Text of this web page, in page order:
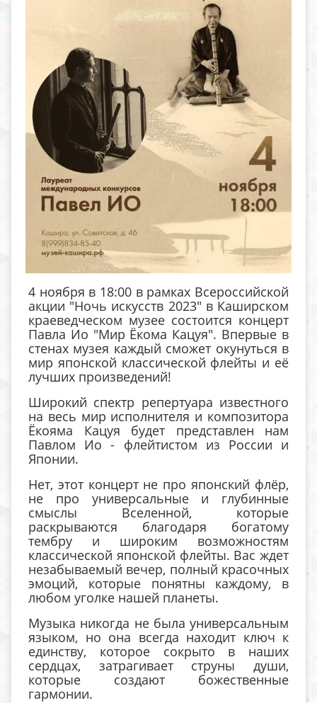
4 ноября в 18:00 в рамках Всероссийской
акции "Ночь искусств 2023" в Каширском
краеведческом музее состоится концерт
Павла Ио "Мир Ёкома Кацуя". Впервые в
стенах музея каждый сможет окунуться в
мир японской классической флейты и её
лучших произведений!
Широкий спектр репертуара известного
на весь мир исполнителя и композитора
Ёкояма Кацуя будет представлен нам
Павлом Ио - флейтистом из России и
Японии.
Нет, этот концерт не про японский флёр,
не про универсальные и глубинные
смыслы Вселенной, которые
раскрываются благодаря богатому
тембру и широким возможностям
классической японской флейты. Вас ждет
незабываемый вечер, полный красочных
эмоций, которые понятны каждому, в
любом уголке нашей планеты.
Музыка никогда не была универсальным
языком, но она всегда находит ключ к
единству, которое сокрыто в наших
сердцах, затрагивает струны души,
которые создают божественные
гармонии.